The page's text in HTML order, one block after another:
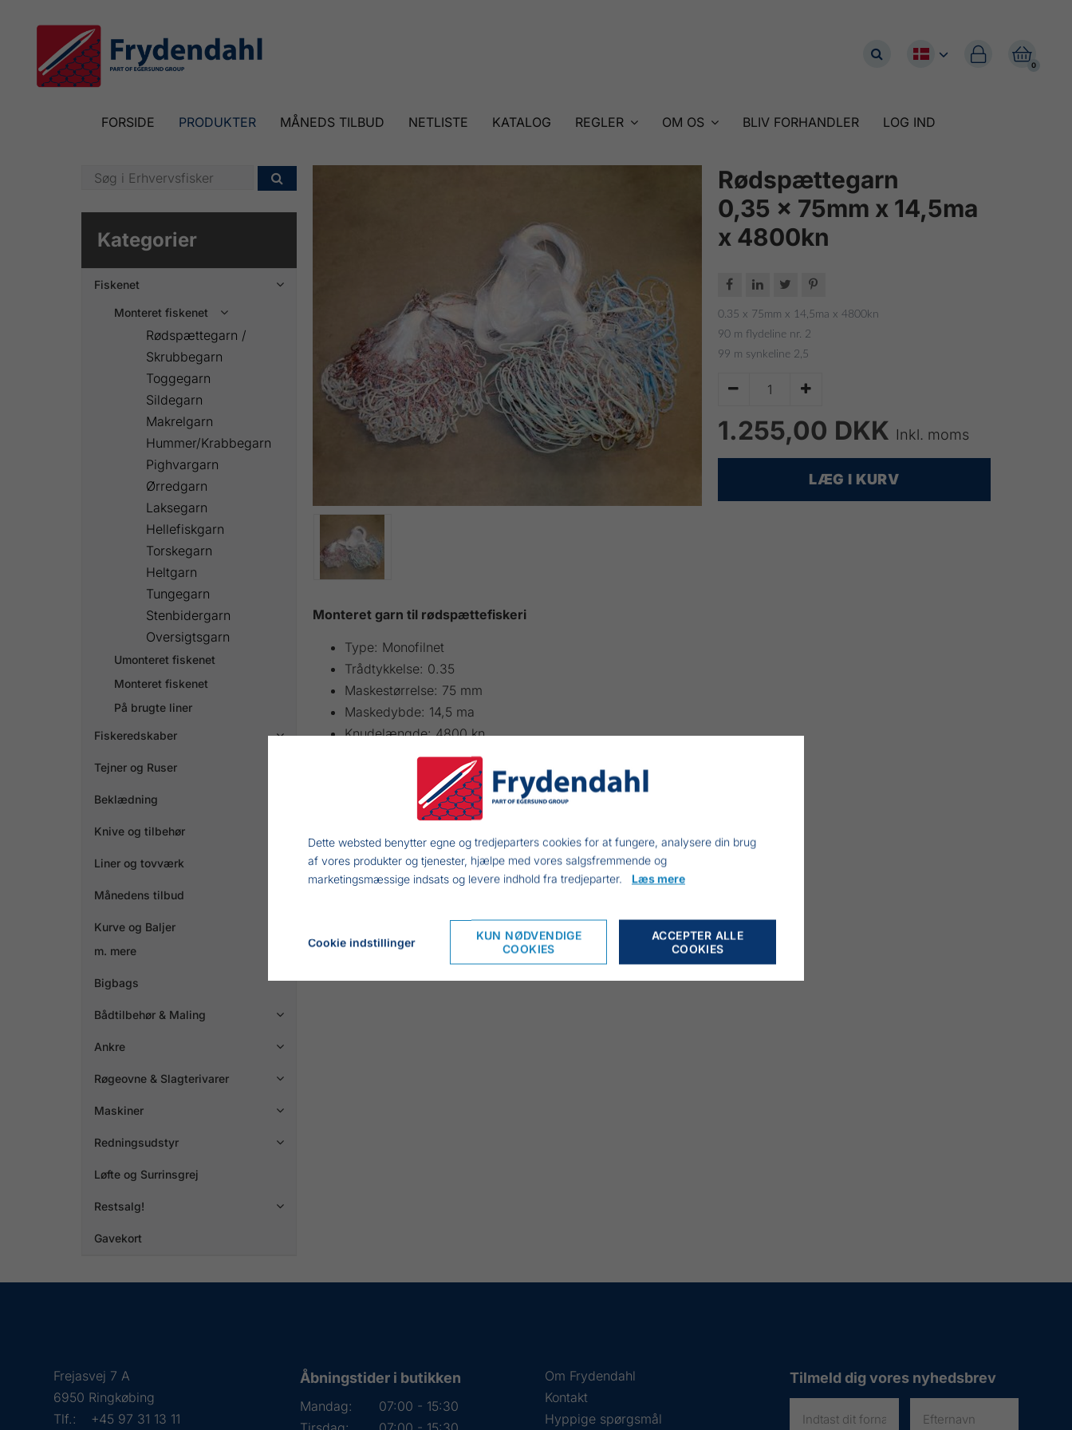

0

FORSIDE PRODUKTER MÅNEDS TILBUD NETLISTE KATALOG REGLER OM OS BLIV FORHANDLER LOG IND

Kategorier
Fiskenet 
Monteret fiskenet 
Rødspættegarn /
Skrubbegarn
Toggegarn
Sildegarn
Makrelgarn
Hummer/Krabbegarn
Pighvargarn
Ørredgarn
Laksegarn
Hellefiskgarn
Torskegarn
Heltgarn
Tungegarn
Stenbidergarn
Oversigtsgarn
Umonteret fiskenet
Monteret fiskenet
På brugte liner
Fiskeredskaber 
Tejner og Ruser
Beklædning
Knive og tilbehør
Liner og tovværk
Månedens tilbud
Kurve og Baljer
m. mere
Bigbags
Bådtilbehør & Maling 
Ankre 
Røgeovne & Slagterivarer 
Maskiner 
Redningsudstyr 
Løfte og Surrinsgrej
Restsalg! 
Gavekort
Rødspættegarn
0,35 x 75mm x 14,5ma
x 4800kn
   
0.35 x 75mm x 14,5ma x 4800kn
90 m flydeline nr. 2
99 m synkeline 2,5
 
1.255,00 DKK Inkl. moms
LÆG I KURV
Monteret garn til rødspættefiskeri
Type: Monofilnet
Trådtykkelse: 0.35
Maskestørrelse: 75 mm
Maskedybde: 14,5 ma
Knudelængde: 4800 kn
Højde: 2,03 meter
Overtælle: 90 meter flydeline nr. 2
Undertælle: 99 meter synkeline 2,5
Frejasvej 7 A
6950 Ringkøbing
Tlf.:
+45 97 31 13 11
Åbningstider i butikken
Mandag:
07:00 - 15:30
Om Frydendahl
Kontakt
Hyppige spørgsmål
Tilmeld dig vores nyhedsbrev
Dette websted benytter egne og tredjeparters cookies for at fungere, analysere din brug
af vores produkter og tjenester, hjælpe med vores salgsfremmende og
marketingsmæssige indsats og levere indhold fra tredjeparter. Læs mere
Cookie indstillinger
KUN NØDVENDIGE
COOKIES
ACCEPTER ALLE
COOKIES